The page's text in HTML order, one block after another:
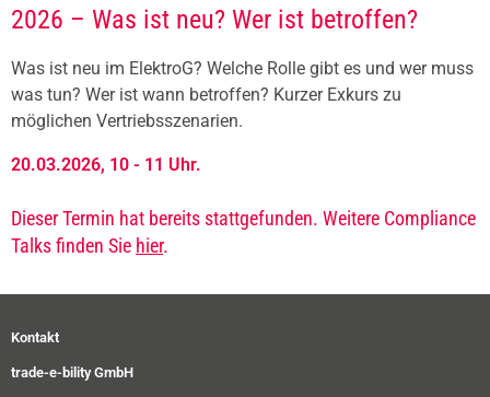
2026 – Was ist neu? Wer ist betroffen?
Was ist neu im ElektroG? Welche Rolle gibt es und wer muss
was tun? Wer ist wann betroffen? Kurzer Exkurs zu
möglichen Vertriebsszenarien.
20.03.2026, 10 - 11 Uhr.
Dieser Termin hat bereits stattgefunden. Weitere Compliance
Talks finden Sie hier.
Kontakt
trade-e-bility GmbH